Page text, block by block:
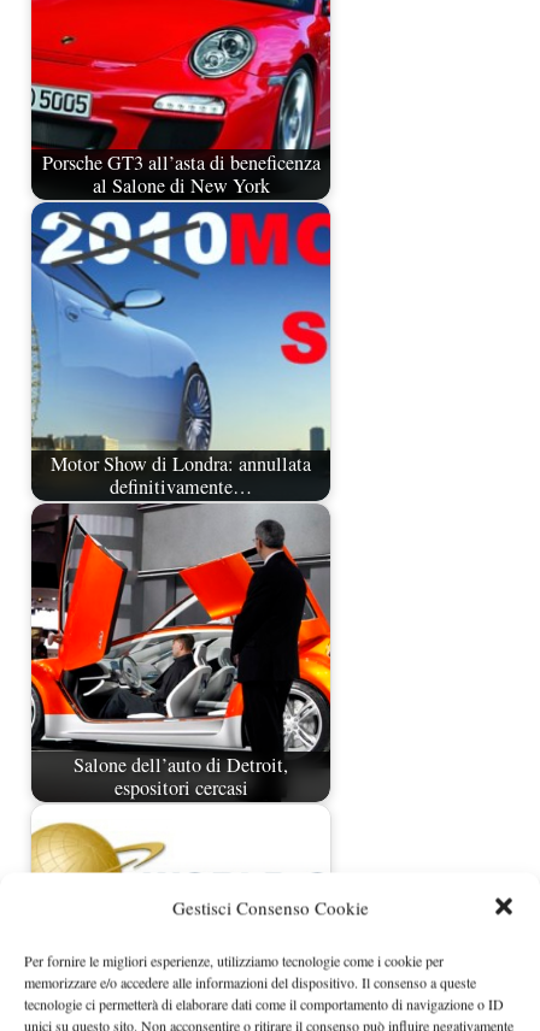
Gestisci Consenso Cookie
Per fornire le migliori esperienze, utilizziamo tecnologie come i cookie per
memorizzare e/o accedere alle informazioni del dispositivo. Il consenso a queste
tecnologie ci permetterà di elaborare dati come il comportamento di navigazione o ID
unici su questo sito. Non acconsentire o ritirare il consenso può influire negativamente
Porsche GT3 all’asta di beneficenza
al Salone di New York
Motor Show di Londra: annullata
definitivamente…
Salone dell’auto di Detroit,
espositori cercasi